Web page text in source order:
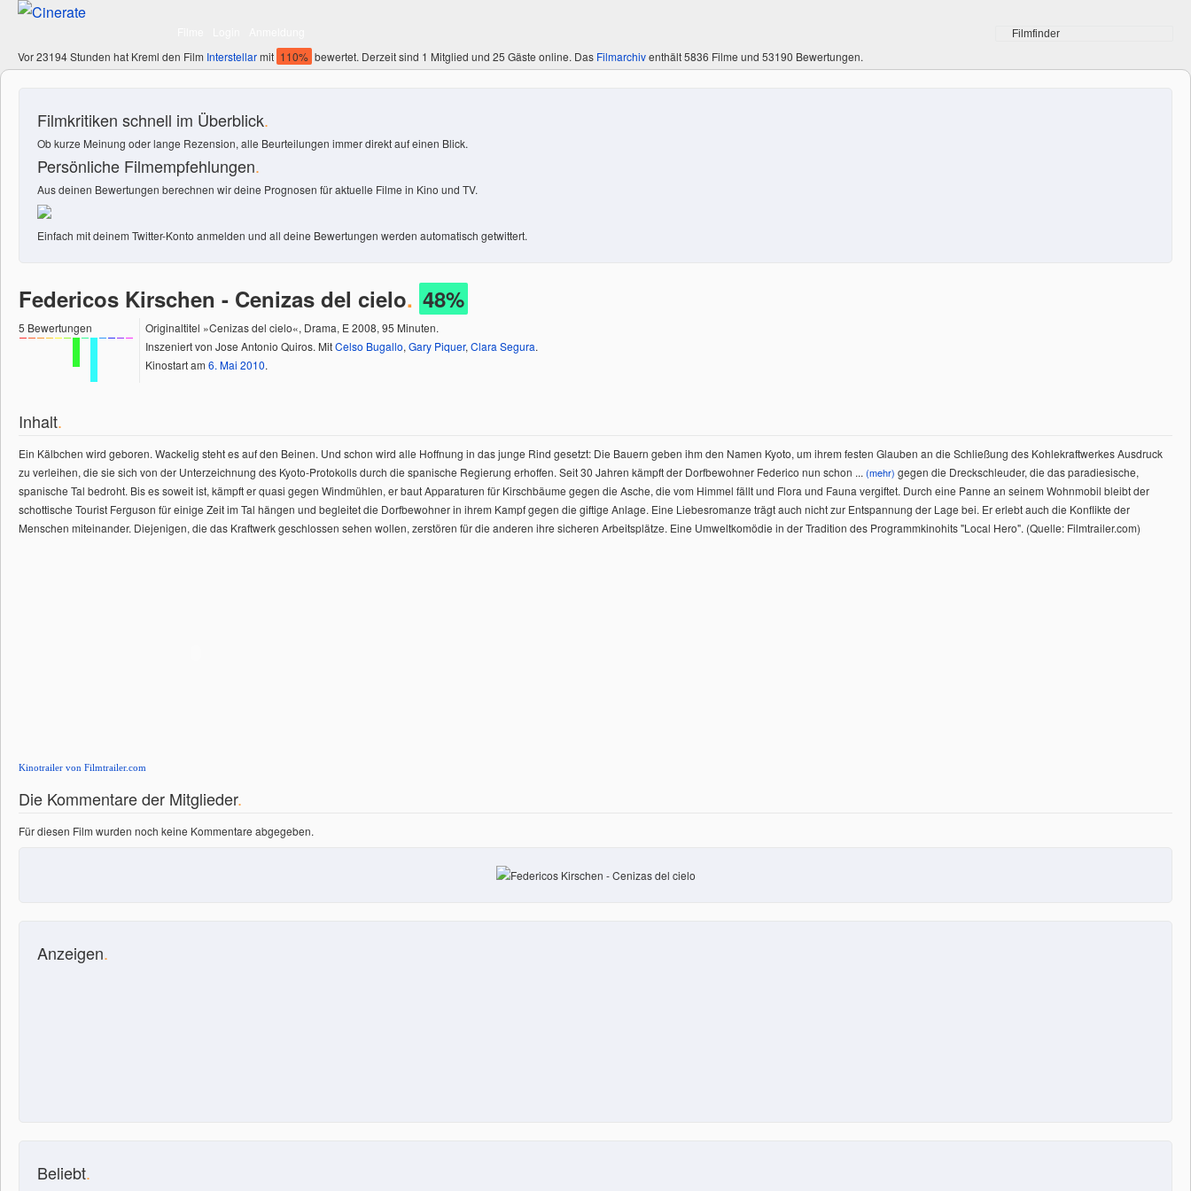
Vor 23194 Stunden hat Kreml den Film Interstellarmit 110% bewertet. Derzeit sind 1 Mitglied und 25 Gäste online. Das Filmarchiventhält 5836 Filme und 53190 Bewertungen.
Filmkritiken schnell im Überblick.
Ob kurze Meinung oder lange Rezension, alle Beurteilungen immer direkt auf einen Blick.
Persönliche Filmempfehlungen.
Aus deinen Bewertungen berechnen wir deine Prognosen für aktuelle Filme in Kino und TV.
Einfach mit deinem Twitter-Konto anmelden und all deine Bewertungen werden automatisch getwittert.
Federicos Kirschen - Cenizas del cielo. 48%
5 Bewertungen
Originaltitel »Cenizas del cielo«, Drama, E 2008, 95 Minuten.
Inszeniert von Jose Antonio Quiros. MitCelso Bugallo, Gary Piquer, Clara Segura.
Kinostart am 6. Mai 2010.
Inhalt.
Ein Kälbchen wird geboren. Wackelig steht es auf den Beinen. Und schon wird alle Hoffnung in das junge Rind gesetzt: Die Bauern geben ihm den Namen Kyoto, um ihrem festen Glauben an die Schließung des Kohlekraftwerkes Ausdruck
zu verleihen, die sie sich von der Unterzeichnung des Kyoto-Protokolls durch die spanische Regierung erhoffen. Seit 30 Jahren kämpft der Dorfbewohner Federico nun schon ... (mehr) gegen die Dreckschleuder, die das paradiesische,
spanische Tal bedroht. Bis es soweit ist, kämpft er quasi gegen Windmühlen, er baut Apparaturen für Kirschbäume gegen die Asche, die vom Himmel fällt und Flora und Fauna vergiftet. Durch eine Panne an seinem Wohnmobil bleibt der
schottische Tourist Ferguson für einige Zeit im Tal hängen und begleitet die Dorfbewohner in ihrem Kampf gegen die giftige Anlage. Eine Liebesromanze trägt auch nicht zur Entspannung der Lage bei. Er erlebt auch die Konflikte der
Menschen miteinander. Diejenigen, die das Kraftwerk geschlossen sehen wollen, zerstören für die anderen ihre sicheren Arbeitsplätze. Eine Umweltkomödie in der Tradition des Programmkinohits "Local Hero". (Quelle: Filmtrailer.com)
Kinotrailer von Filmtrailer.com
Die Kommentare der Mitglieder.
Für diesen Film wurden noch keine Kommentare abgegeben.
Anzeigen.
Beliebt.